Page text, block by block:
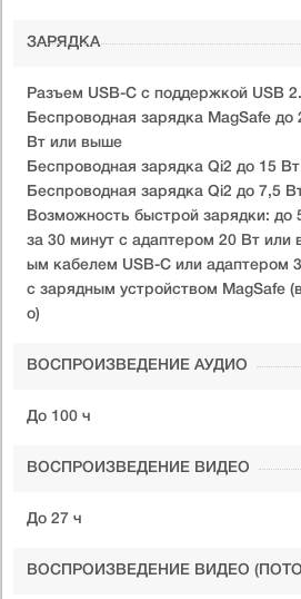
ЗАРЯДКА
Разъем USB-C с поддержкой USB
Беспроводная зарядка MagSafe
Вт или выше
Беспроводная зарядка Qi2 до 15 Вт
Беспроводная зарядка Qi2 до 7,5
Возможность быстрой зарядки: до
за 30 минут с адаптером 20 Вт или
ым кабелем USB-C или адаптером
с зарядным устройством MagSafe
о)
ВОСПРОИЗВЕДЕНИЕ АУДИО
До 100 ч
ВОСПРОИЗВЕДЕНИЕ ВИДЕО
До 27 ч
ВОСПРОИЗВЕДЕНИЕ ВИДЕО